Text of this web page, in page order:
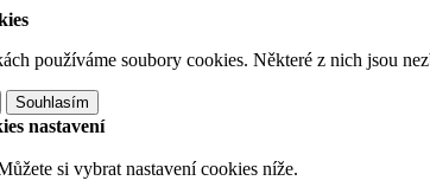
používáme soubory cookies. Některé z nich jsou
Souhlasím
nastavení
si vybrat nastavení cookies níže.